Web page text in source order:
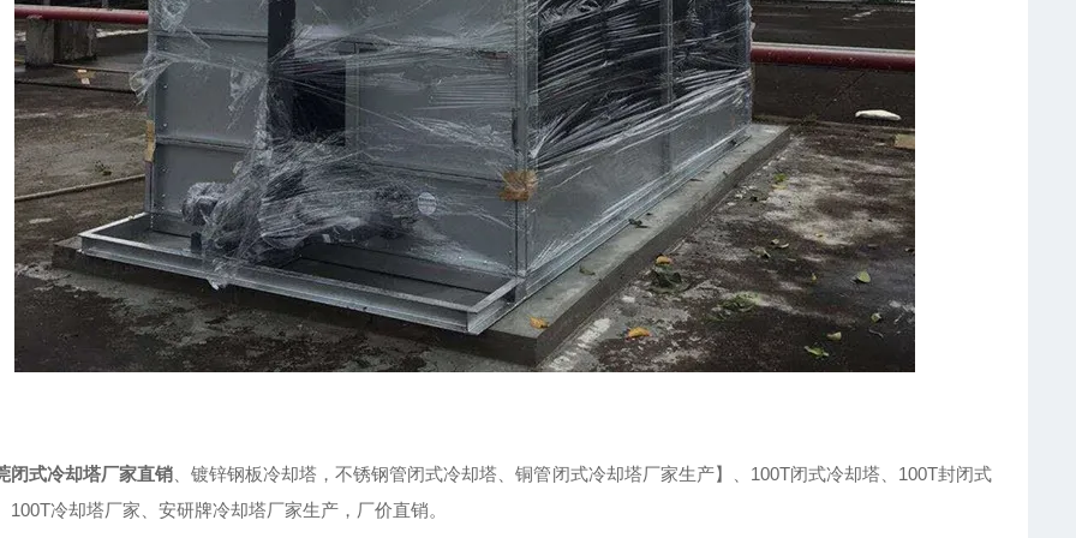
闭式冷却塔厂家直销 、镀锌钢板冷却塔，不锈钢管闭式冷却塔、铜管闭式冷却塔厂家生产】、100T闭式冷却塔、100T封闭式
100T冷却塔厂家、安研牌冷却塔厂家生产，厂价直销。